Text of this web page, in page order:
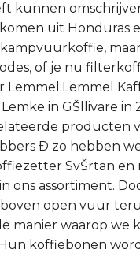
kunnen
uit Honduras
of je nu
Lemmel:Lemmel
in GŠllivare in
producten
Ð zo hebben
SvŠrtan en
ons assortiment.
open vuur
manier waarop we
koffiebonen